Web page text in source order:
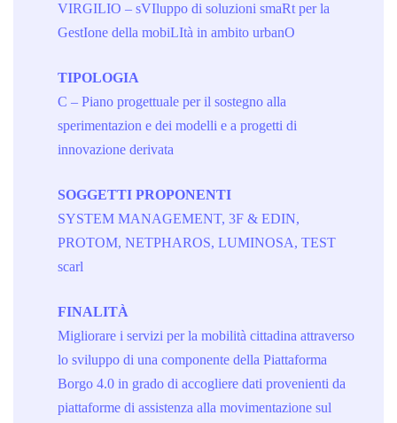
VIRGILIO – sVIluppo di soluzioni smaRt per la
GestIone della mobiLItà in ambito urbanO
TIPOLOGIA
C – Piano progettuale per il sostegno alla
sperimentazion e dei modelli e a progetti di
innovazione derivata
SOGGETTI PROPONENTI
SYSTEM MANAGEMENT, 3F & EDIN,
PROTOM, NETPHAROS, LUMINOSA, TEST
scarl
FINALITÀ
Migliorare i servizi per la mobilità cittadina attraverso
lo sviluppo di una componente della Piattaforma
Borgo 4.0 in grado di accogliere dati provenienti da
piattaforme di assistenza alla movimentazione sul